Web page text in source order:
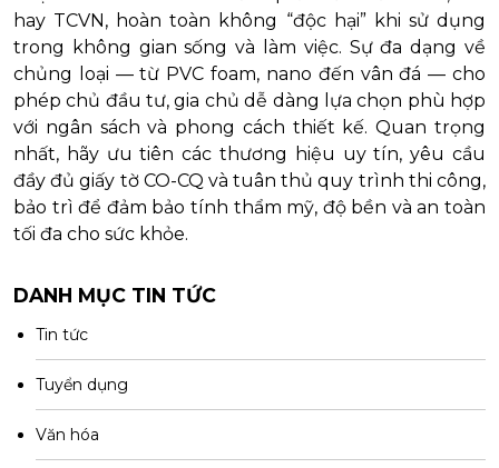
hay TCVN, hoàn toàn không “độc hại” khi sử dụng
trong không gian sống và làm việc. Sự đa dạng về
chủng loại — từ PVC foam, nano đến vân đá — cho
phép chủ đầu tư, gia chủ dễ dàng lựa chọn phù hợp
với ngân sách và phong cách thiết kế. Quan trọng
nhất, hãy ưu tiên các thương hiệu uy tín, yêu cầu
đầy đủ giấy tờ CO-CQ và tuân thủ quy trình thi công,
bảo trì để đảm bảo tính thẩm mỹ, độ bền và an toàn
tối đa cho sức khỏe.
DANH MỤC TIN TỨC
Tin tức
Tuyển dụng
Văn hóa